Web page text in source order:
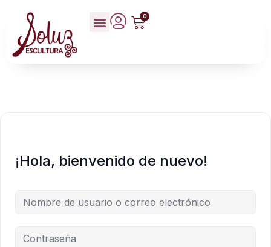
0
¡Hola, bienvenido de nuevo!